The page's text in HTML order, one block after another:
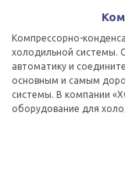
Компрессорно-
холодильной системы.
автоматику и
основным и самым
системы. В компании
оборудование для